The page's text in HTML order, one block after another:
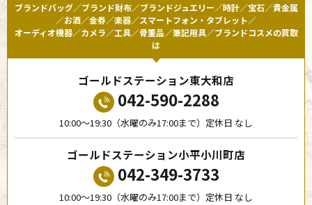
ブランドバッグ／ブランド財布／ブランドジュエリー／時計／宝石／貴金属
／お酒／金券／楽器／スマートフォン・タブレット／
オーディオ機器／カメラ／工具／骨董品／筆記用具／ブランドコスメの買取
は
ゴールドステーション東大和店
042-590-2288
10:00〜19:30（水曜のみ17:00まで）定休日 なし
ゴールドステーション小平小川町店
042-349-3733
10:00〜19:30（水曜のみ17:00まで）定休日 なし